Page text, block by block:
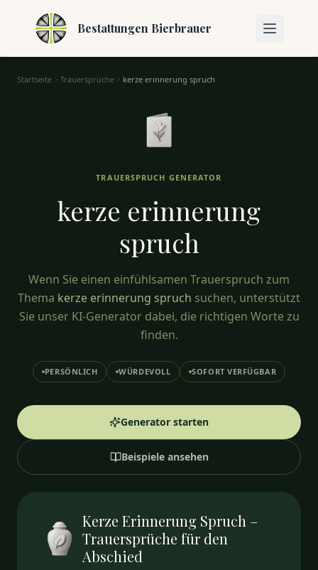
Bestattungen Bierbrauer
Startseite Trauersprüche kerze erinnerung spruch
TRAUERSPRUCH GENERATOR
kerze erinnerung
spruch
Wenn Sie einen einfühlsamen Trauerspruch zum
Thema kerze erinnerung spruch suchen, unterstützt
Sie unser KI-Generator dabei, die richtigen Worte zu
finden.
PERSÖNLICH WÜRDEVOLL SOFORT VERFÜGBAR
Generator starten
Beispiele ansehen
Kerze Erinnerung Spruch –
Trauersprüche für den
Abschied